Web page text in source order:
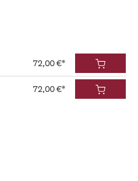
72,00 €*
72,00 €*